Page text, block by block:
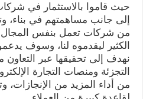
حيث قاموا بالاستثمار في
إلى جانب مساهمتهم في بناء،
من شركات تعمل بنفس المجال.
الكثير ليقدموه لنا، وسوف
نهدف إلى تحقيقها عبر التعاون
التجزئة ومنصات التجارة
من أداء المزيد من الإنجازات،